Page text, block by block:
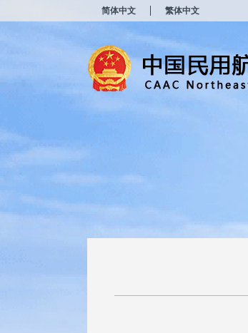
简体中文 繁体中文
窗